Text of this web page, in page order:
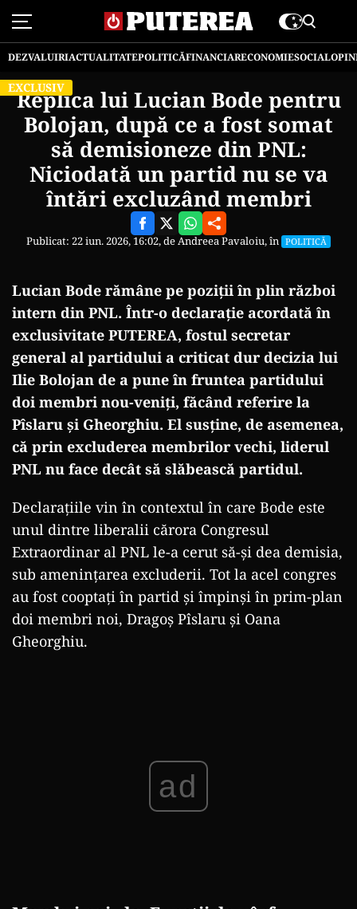
DEZVALUIRIACTUALITATEPOLITICĂFINANCIARECONOMIESOCIAL
EXCLUSIV
Replica lui Lucian Bode pentru
Bolojan, după ce a fost somat
să demisioneze din PNL:
Niciodată un partid nu se va
întări excluzând membri
Publicat: 22 iun. 2026, 16:02, deAndreea Pavaloiu, în POLITICĂ
Lucian Bode rămâne pe poziții în plin război
intern din PNL. Într-o declarație acordată în
exclusivitate PUTEREA, fostul secretar
general al partidului a criticat dur decizia lui
Ilie Bolojan de a pune în fruntea partidului
doi membri nou-veniți, făcând referire la
Pîslaru și Gheorghiu. El susține, de asemenea,
că prin excluderea membrilor vechi, liderul
PNL nu face decât să slăbească partidul.
Declarațiile vin în contextul în care Bode este
unul dintre liberalii cărora Congresul
Extraordinar al PNL le-a cerut să-și dea demisia,
sub amenințarea excluderii. Tot la acel congres
au fost cooptați în partid și împinși în prim-plan
doi membri noi, Dragoș Pîslaru și Oana
Gheorghiu.
ad